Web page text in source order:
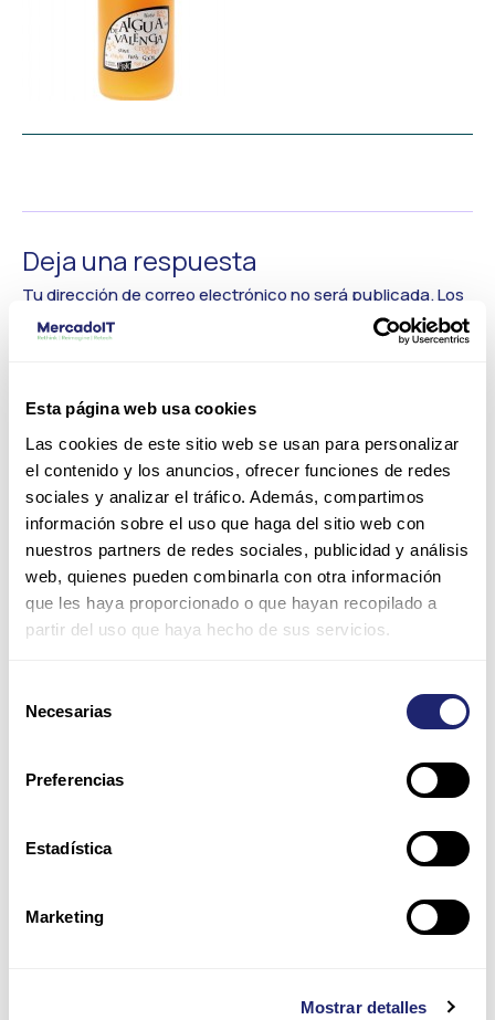
Esta página web usa cookies
Las cookies de este sitio web se usan para personalizar
el contenido y los anuncios, ofrecer funciones de redes
sociales y analizar el tráfico. Además, compartimos
información sobre el uso que haga del sitio web con
nuestros partners de redes sociales, publicidad y análisis
web, quienes pueden combinarla con otra información
que les haya proporcionado o que hayan recopilado a
partir del uso que haya hecho de sus servicios.
Necesarias
Preferencias
Estadística
Marketing
Mostrar detalles
Deja una respuesta
Tu dirección de correo electrónico no será publicada.Los
campos obligatorios están marcados con
Guarda mi nombre, correo electrónico y web en este
navegador para la próxima vez que comente.